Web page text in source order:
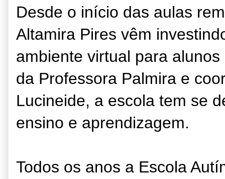
Desde o início das aulas
Altamira Pires vêm
ambiente virtual para
da Professora Palmira e
Lucineide, a escola tem se
ensino e aprendizagem.
Todos os anos a Escola